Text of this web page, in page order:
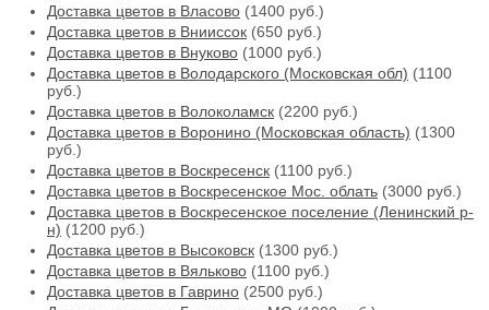
Доставка цветов в Власово (1400 руб.)
Доставка цветов в Внииссок (650 руб.)
Доставка цветов в Внуково (1000 руб.)
Доставка цветов в Володарского (Московская обл) (1100
руб.)
Доставка цветов в Волоколамск (2200 руб.)
Доставка цветов в Воронино (Московская область) (1300
руб.)
Доставка цветов в Воскресенск (1100 руб.)
Доставка цветов в Воскресенское Мос. облать (3000 руб.)
Доставка цветов в Воскресенское поселение (Ленинский р-
н) (1200 руб.)
Доставка цветов в Высоковск (1300 руб.)
Доставка цветов в Вяльково (1100 руб.)
Доставка цветов в Гаврино (2500 руб.)